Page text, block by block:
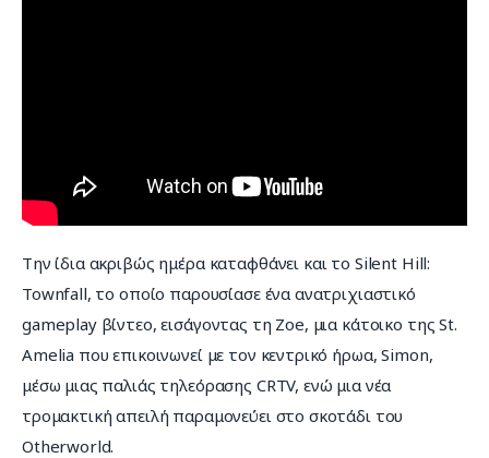
Την ίδια ακριβώς ημέρα καταφθάνει και το Silent Hill:
Townfall, το οποίο παρουσίασε ένα ανατριχιαστικό
gameplay βίντεο, εισάγοντας τη Zoe, μια κάτοικο της St.
Amelia που επικοινωνεί με τον κεντρικό ήρωα, Simon,
μέσω μιας παλιάς τηλεόρασης CRTV, ενώ μια νέα
τρομακτική απειλή παραμονεύει στο σκοτάδι του
Otherworld.